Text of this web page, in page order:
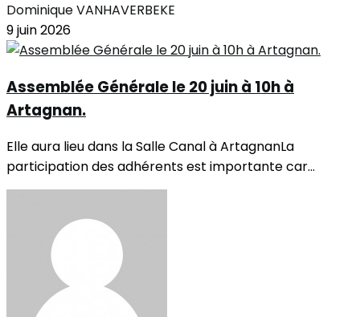
Dominique VANHAVERBEKE
9 juin 2026
Assemblée Générale le 20 juin à 10h à
Artagnan.
Elle aura lieu dans la Salle Canal à ArtagnanLa
participation des adhérents est importante car...